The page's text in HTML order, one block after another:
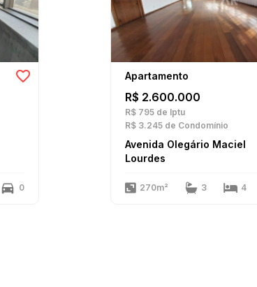
0
Apartamento
R$ 2.600.000
R$ 795 de Iptu
R$ 3.245 de Condomínio
Avenida Olegário Maciel
Lourdes
270m² 3 4